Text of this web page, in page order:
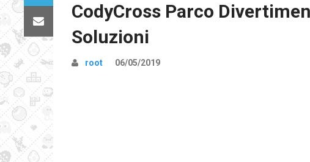
CodyCross Parco
Soluzioni
root 06/05/2019